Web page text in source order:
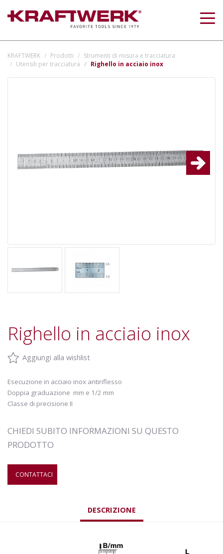
KRAFTWERK Prodotti
Strumenti di misura e tracciatura
Utensili per tracciatura
Righello in acciaio inox
Next
Righello in acciaio inox
Aggiungi alla wishlist
Esecuzione in acciaio inox antiriflesso
Doppia graduazione mm e 1/2 mm
Classe di precisione II
CHIEDI SUBITO INFORMAZIONI SU QUESTO
PRODOTTO
CONTATTACI
DESCRIZIONE